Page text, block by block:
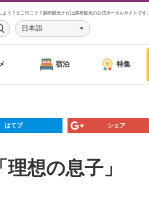
う？どこ行こう？調布観光ナビは調布観光の公式ポータルサイトです。
S
c
日本語
宿泊 特集
はてブ シェア
想の息子」